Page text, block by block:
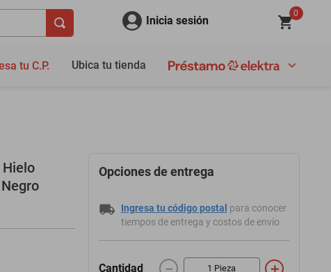
Inicia sesión
0
tu C.P. Ubica tu tienda
Hielo
Opciones de entrega
Ingresa tu código postal para conocer
tiempos de entrega y costos de envío
Cantidad ＋
－